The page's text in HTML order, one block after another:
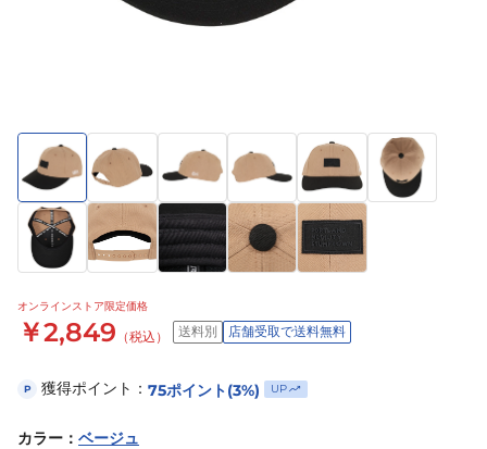
オンラインストア限定価格
￥2,849 （税込） 送料別 店舗受取で送料無料
P 獲得ポイント： 75ポイント(3%) UP
カラー ： ベージュ